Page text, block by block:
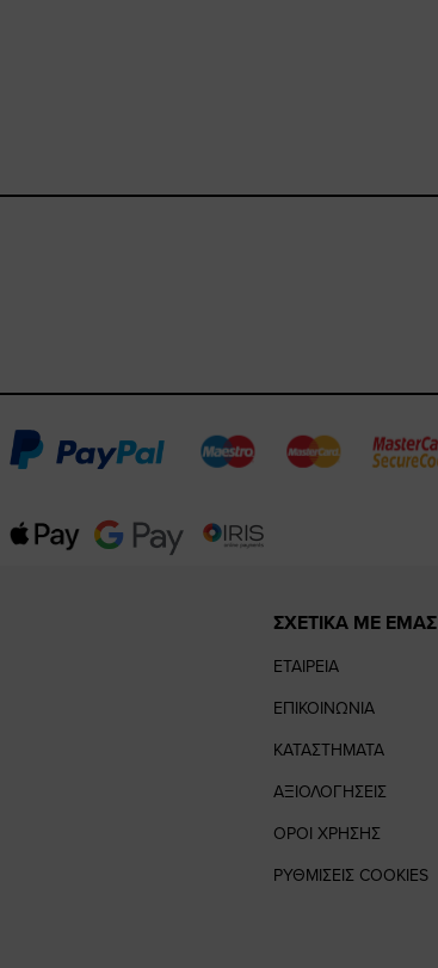
ΣΧΕΤΙΚΑ ΜΕ ΕΜΑΣ
ΕΤΑΙΡΕΙΑ
ΕΠΙΚΟΙΝΩΝΙΑ
ΚΑΤΑΣΤΗΜΑΤΑ
ΑΞΙΟΛΟΓΗΣΕΙΣ
ΟΡΟΙ ΧΡΗΣΗΣ
ΡΥΘΜΙΣΕΙΣ COOKIES